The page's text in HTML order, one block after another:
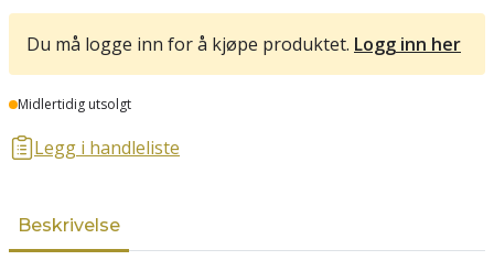
Du må logge inn for å kjøpe produktet. Logg inn her
Lager
Midlertidig utsolgt
Legg i handleliste
Beskrivelse